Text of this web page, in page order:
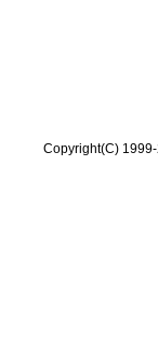
Copyright(C)